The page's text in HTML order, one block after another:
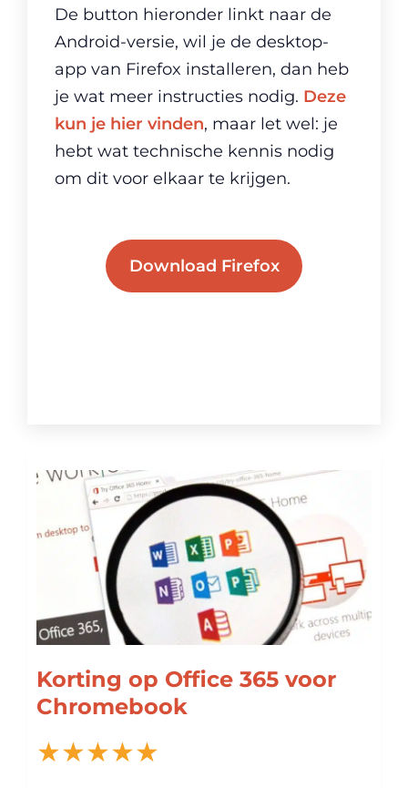
De button hieronder linkt naar de
Android-versie, wil je de desktop-
app van Firefox installeren, dan heb
je wat meer instructies nodig. Deze
kun je hier vinden, maar let wel: je
hebt wat technische kennis nodig
om dit voor elkaar te krijgen.
Download Firefox
Korting op Office 365 voor
Chromebook
★★★★★